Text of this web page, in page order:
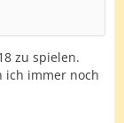
zu spielen.
ich immer noch